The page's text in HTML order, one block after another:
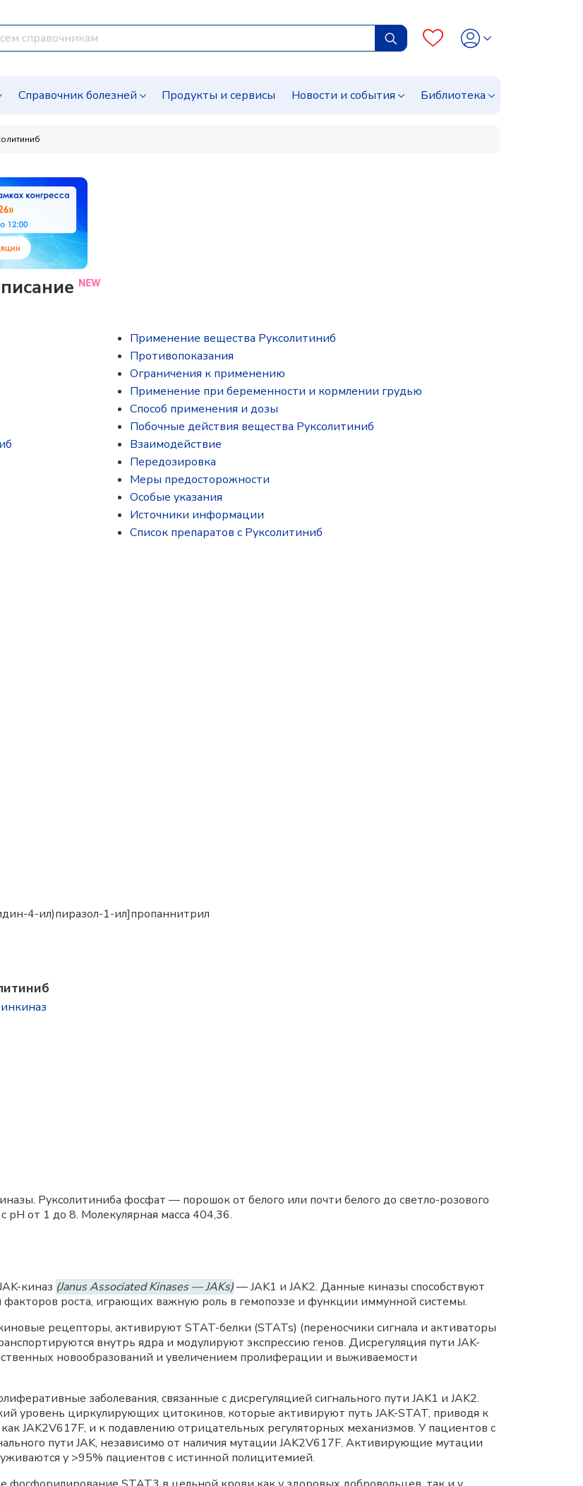
Справочник болезней Продукты и сервисы Новости и события Библиотека
Применение вещества Руксолитиниб
Противопоказания
Ограничения к применению
Применение при беременности и кормлении грудью
Способ применения и дозы
Побочные действия вещества Руксолитиниб
Взаимодействие
Передозировка
Меры предосторожности
Особые указания
Источники информации
Список препаратов с Руксолитиниб
4-ил)пиразол-1-ил]пропаннитрил
Руксолитиниба фосфат — порошок от белого или почти белого до светло-розового
рН от 1 до 8. Молекулярная масса 404,36.
киназ (Janus Associated Kinases — JAKs)— JAK1 и JAK2. Данные киназы способствуют
факторов роста, играющих важную роль в гемопоэзе и функции иммунной системы.
рецепторы, активируют STAT-белки (STATs) (переносчики сигнала и активаторы
внутрь ядра и модулируют экспрессию генов. Дисрегуляция пути JAK-
новообразований и увеличением пролиферации и выживаемости
заболевания, связанные с дисрегуляцией сигнального пути JAK1 и JAK2.
уровень циркулирующих цитокинов, которые активируют путь JAK-STAT, приводя к
JAK2V617F, и к подавлению отрицательных регуляторных механизмов. У пациентов с
пути JAK, независимо от наличия мутации JAK2V617F. Активирующие мутации
у >95% пациентов с истинной полицитемией.